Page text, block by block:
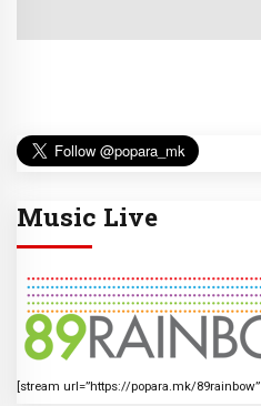
Music Live
[stream url=”https://popara.mk/89rainbow”